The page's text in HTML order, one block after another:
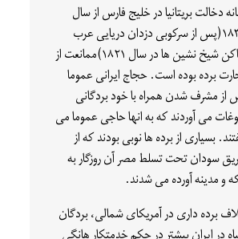
دخالت بریتانیا در خلیج فارس از سال
۱۸۳۰(پس از سرکوبی دزدان دریایی عرب
ساکن شیخ نشین ها در سال ۱۸۲۱)ممانعت از
برده بوده است. حجاج ایرانی عموما
مشرف شدن همراه با خود بردگانی
می آوردند که به انها حاجی عموما می
بسیاری از برده ها نوبی بودند که از
سودان تحت تسلط مصر آن روزگار به
و مدینه آورده می شدند.
برده داری در آمریکای شمالی، بردگان